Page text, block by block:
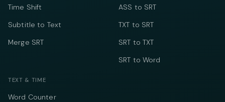
Time Shift
Subtitle to Text
Merge SRT
ASS to SRT
TXT to SRT
SRT to TXT
SRT to Word
TEXT & TIME
Word Counter